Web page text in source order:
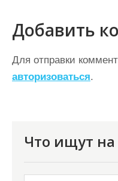
а
ц
и
я
Добавить
Для отправки
авторизоваться.
Что ищут на